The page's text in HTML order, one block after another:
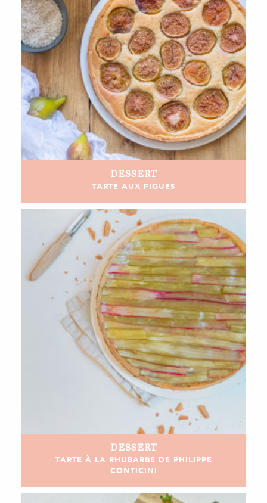
DESSERT
TARTE AUX FIGUES
DESSERT
TARTE À LA RHUBARBE DE PHILIPPE
CONTICINI